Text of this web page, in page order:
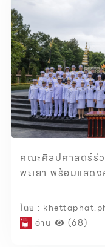
คณะศิลปศาสตร์ร่
พะเยา พร้อมแสด
โดย :
อ่าน (68)